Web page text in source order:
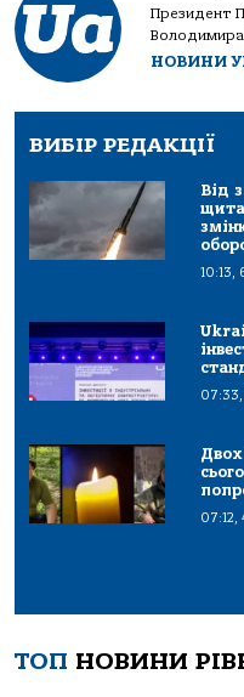
Президент
Володимира
НОВИНИ
ВИБІР РЕДАКЦІЇ
Від
10:13,
Двох
07:12,
ТОП НОВИНИ